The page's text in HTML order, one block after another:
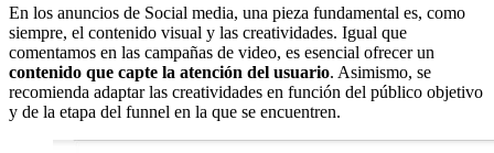
En los anuncios de Social media, una pieza fundamental es, como
siempre, el contenido visual y las creatividades. Igual que
comentamos en las campañas de video, es esencial ofrecer un
contenido que capte la atención del usuario. Asimismo, se
recomienda adaptar las creatividades en función del público objetivo
y de la etapa del funnel en la que se encuentren.